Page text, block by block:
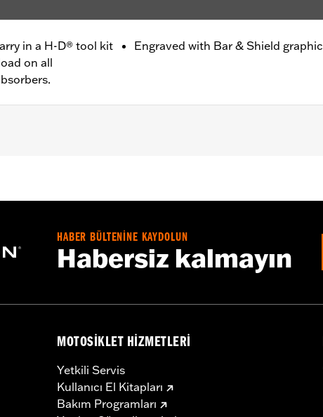
in a H-D® tool kit
on all
Engraved with Bar & Shield graphic
www.h-d.com/warrantyfor full details
HABER BÜLTENİNE KAYDOLUN
Habersiz kalmayın
MOTOSIKLET HIZMETLERI
Yetkili Servis
Kullanıcı El Kitapları
Bakım Programları